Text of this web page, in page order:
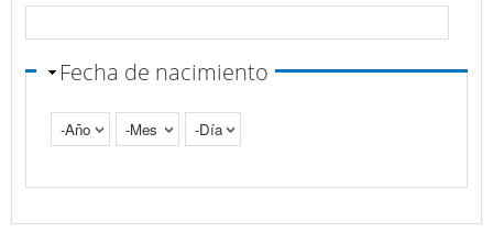
Fecha de nacimiento
Año
Mes Día